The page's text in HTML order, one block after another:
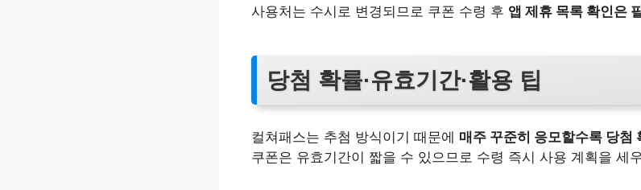
사용처는 수시로 변경되므로 쿠폰 수령 후 앱 제휴 목록 확인은
당첨 확률·유효기간·활용 팁
컬쳐패스는 추첨 방식이기 때문에 매주 꾸준히 응모할수록 당첨
쿠폰은 유효기간이 짧을 수 있으므로 수령 즉시 사용 계획을 세